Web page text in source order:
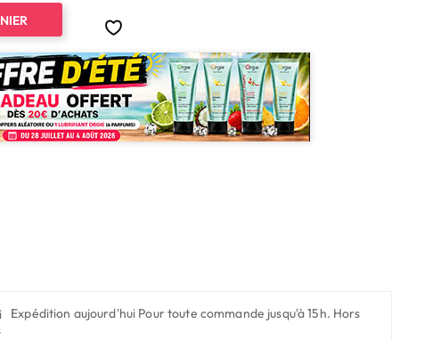
Expédition aujourd'hui Pour toute commande jusqu'à 15h. Hors